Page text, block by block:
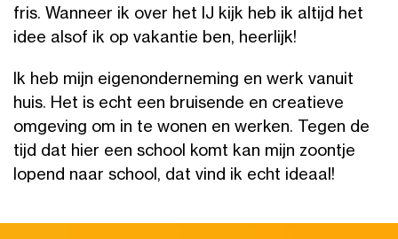
fris. Wanneer ik over het IJ kijk heb ik altijd het
idee alsof ik op vakantie ben, heerlijk!
Ik heb mijn eigenonderneming en werk vanuit
huis. Het is echt een bruisende en creatieve
omgeving om in te wonen en werken. Tegen de
tijd dat hier een school komt kan mijn zoontje
lopend naar school, dat vind ik echt ideaal!